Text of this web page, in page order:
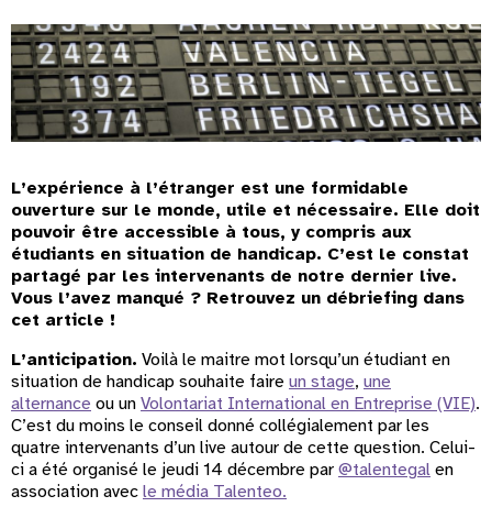
L’expérience à l’étranger est une formidable
ouverture sur le monde, utile et nécessaire. Elle doit
pouvoir être accessible à tous, y compris aux
étudiants en situation de handicap. C’est le constat
partagé par les intervenants de notre dernier live.
Vous l’avez manqué ? Retrouvez un débriefing dans
cet article !
L’anticipation. Voilà le maitre mot lorsqu’un étudiant en
situation de handicap souhaite faire un stage, une
alternance ou un Volontariat International en Entreprise (VIE).
C’est du moins le conseil donné collégialement par les
quatre intervenants d’un live autour de cette question. Celui-
ci a été organisé le jeudi 14 décembre par @talentegal en
association avec le média Talenteo.